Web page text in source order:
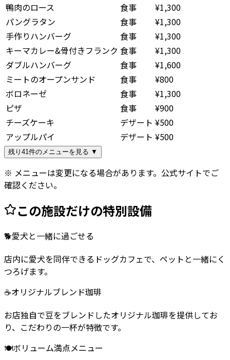
鴨肉のロース
食事
¥1,300
パングラタン
食事
¥1,300
手作りハンバーグ
食事
¥1,300
キーマカレー&骨付きフランク 食事
¥1,300
ダブルハンバーグ
食事
¥1,600
ミートのオープンサンド
食事
¥800
ボロネーゼ
食事
¥1,300
ピザ
食事
¥900
チーズケーキ
デザート ¥500
アップルパイ
デザート ¥500
残り41件のメニューを見る ▼
※ メニューは変更になる場合があります。公式サイトでご
確認ください。
この施設だけの特別設備
🐕愛犬と一緒に過ごせる
店内に愛犬を同伴できるドッグカフェで、ペットと一緒にく
つろげます。
☕オリジナルブレンド珈琲
お店独自で豆をブレンドしたオリジナル珈琲を提供してお
り、こだわりの一杯が特徴です。
🍽️ボリューム満点メニュー